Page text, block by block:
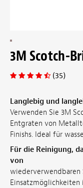
3M Scotch-
(35)
Langlebig und
Verwenden Sie 3M
Entgraten von
Finishs. Ideal für
Für die Reinigung,
von
Einsatzmöglichkeiten